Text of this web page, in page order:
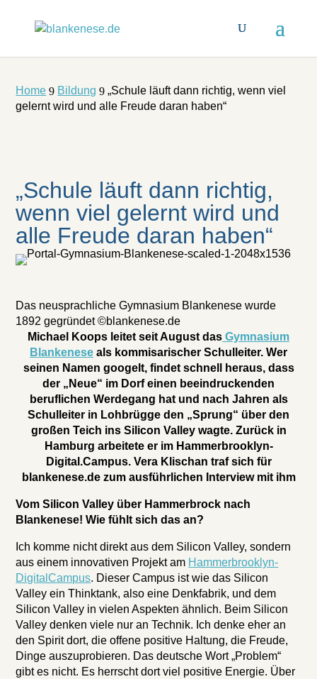
Home 9 Bildung 9 „Schule läuft dann richtig, wenn viel
gelernt wird und alle Freude daran haben“
„Schule läuft dann richtig,
wenn viel gelernt wird und
alle Freude daran haben“
Das neusprachliche Gymnasium Blankenese wurde
1892 gegründet ©blankenese.de
Michael Koops leitet seit August das Gymnasium
Blankenese als kommisarischer Schulleiter. Wer
seinen Namen googelt, findet schnell heraus, dass
der „Neue“ im Dorf einen beeindruckenden
beruflichen Werdegang hat und nach Jahren als
Schulleiter in Lohbrügge den „Sprung“ über den
großen Teich ins Silicon Valley wagte. Zurück in
Hamburg arbeitete er im Hammerbrooklyn-
Digital.Campus. Vera Klischan traf sich für
blankenese.de zum ausführlichen Interview mit ihm
Vom Silicon Valley über Hammerbrock nach
Blankenese! Wie fühlt sich das an?
Ich komme nicht direkt aus dem Silicon Valley, sondern
aus einem innovativen Projekt am Hammerbrooklyn-
DigitalCampus. Dieser Campus ist wie das Silicon
Valley ein Thinktank, also eine Denkfabrik, und dem
Silicon Valley in vielen Aspekten ähnlich. Beim Silicon
Valley denken viele nur an Technik. Ich denke eher an
den Spirit dort, die offene positive Haltung, die Freude,
Dinge auszuprobieren. Das deutsche Wort „Problem“
gibt es nicht. Es herrscht dort viel positive Energie. Über